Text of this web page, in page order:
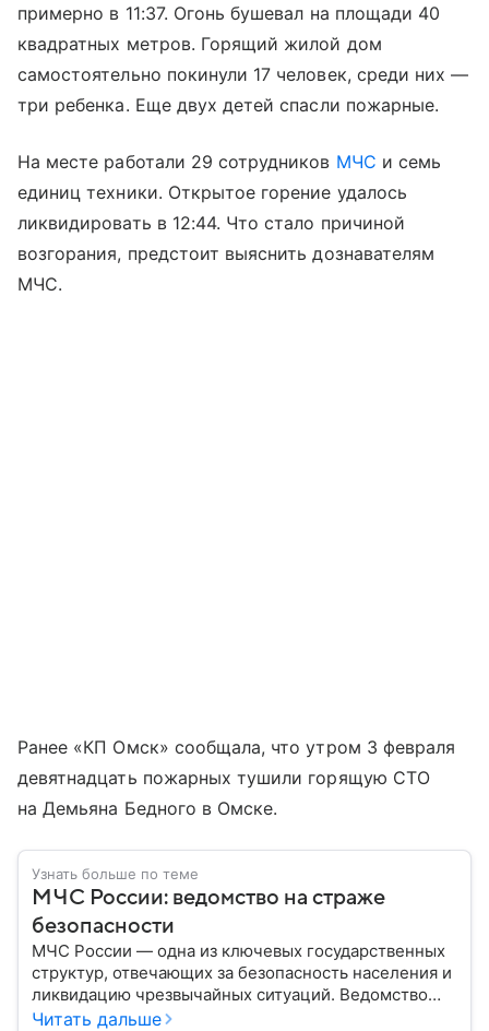
примерно в 11:37. Огонь бушевал на площади 40
квадратных метров. Горящий жилой дом
самостоятельно покинули 17 человек, среди них —
три ребенка. Еще двух детей спасли пожарные.
На месте работали 29 сотрудников МЧС и семь
единиц техники. Открытое горение удалось
ликвидировать в 12:44. Что стало причиной
возгорания, предстоит выяснить дознавателям
МЧС.
Ранее «КП Омск» сообщала, что утром 3 февраля
девятнадцать пожарных тушили горящую СТО
на Демьяна Бедного в Омске.
Узнать больше по теме
МЧС России: ведомство на страже
безопасности
МЧС России — одна из ключевых государственных
структур, отвечающих за безопасность населения и
ликвидацию чрезвычайных ситуаций. Ведомство
играет важную роль в защите граждан от
Читать дальше